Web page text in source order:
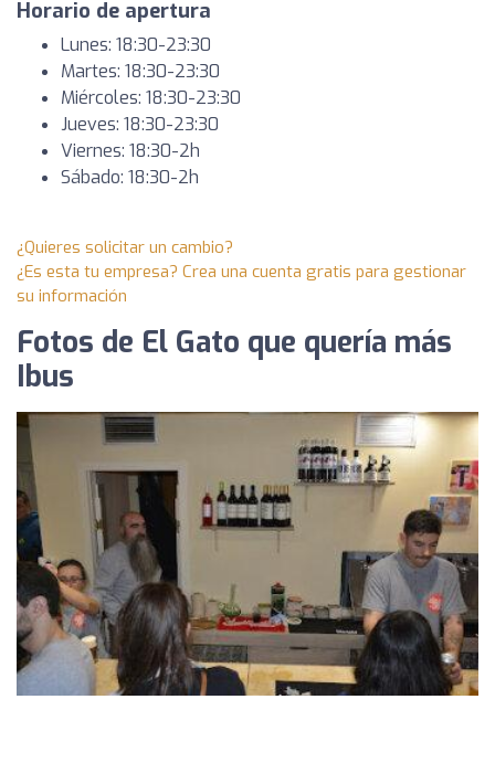
Horario de apertura
Lunes: 18:30-23:30
Martes: 18:30-23:30
Miércoles: 18:30-23:30
Jueves: 18:30-23:30
Viernes: 18:30-2h
Sábado: 18:30-2h
¿Quieres solicitar un cambio?
¿Es esta tu empresa? Crea una cuenta gratis para gestionar
su información
Fotos de El Gato que quería más
Ibus